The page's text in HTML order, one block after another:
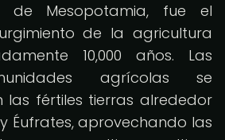
de Mesopotamia, fue el
de la agricultura
10,000 años. Las
agrícolas se
las fértiles tierras alrededor
Éufrates, aprovechando las